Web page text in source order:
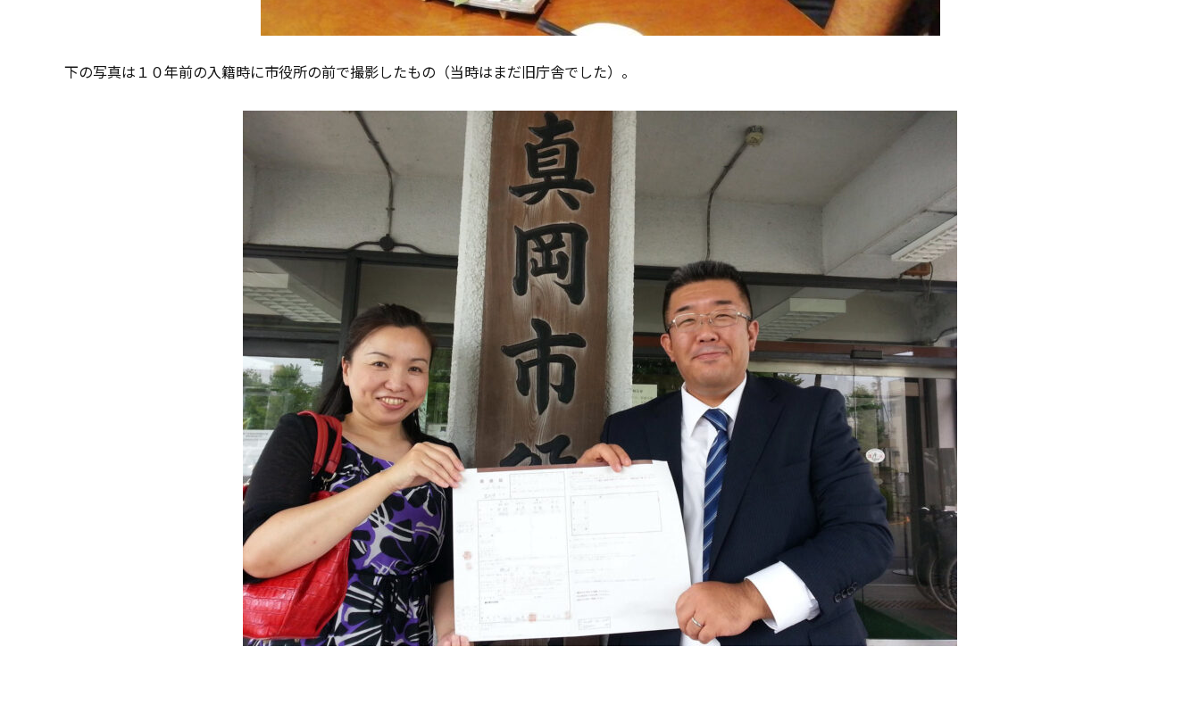
下の写真は１０年前の入籍時に市役所の前で撮影したもの（当時はまだ旧庁舎でした）。